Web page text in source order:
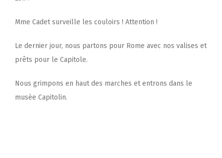
Mme Cadet surveille les couloirs ! Attention !
Le dernier jour, nous partons pour Rome avec nos valises et
prêts pour le Capitole.
Nous grimpons en haut des marches et entrons dans le
musée Capitolin.